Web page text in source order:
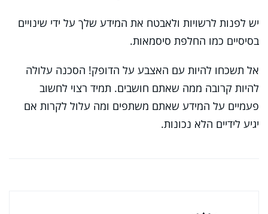
יש לפנות לרשויות ולאבטח את המידע שלך על ידי שינויים
בסיסיים כמו החלפת סיסמאות.
אל תשכחו להיות עם האצבע על הדופק! הסכנה עלולה
להיות קרובה ממה שאתם חושבים. תמיד רצוי לחשוב
פעמיים על המידע שאתם משתפים ומה עלול לקרות אם
יגיע לידיים הלא נכונות.